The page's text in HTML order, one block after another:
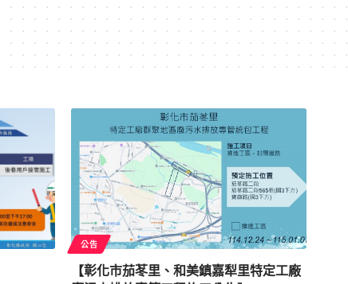
公告
【彰化市茄苳里、和美鎮嘉犁里特定工廠